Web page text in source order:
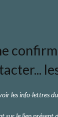
les info-lettres